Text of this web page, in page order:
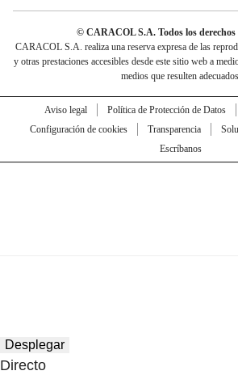
© CARACOL S.A. Todos los derechos
CARACOL S.A. realiza una reserva expresa de las
y otras prestaciones accesibles desde este sitio web a
medios que resulten
Aviso legal Política de Protección de Datos
Configuración de cookies
Transparencia
Escríbanos
Desplegar
Directo